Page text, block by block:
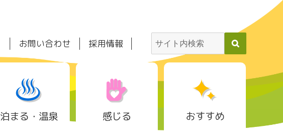
お問い合わせ 採用情報
泊まる・温泉 感じる おすすめ